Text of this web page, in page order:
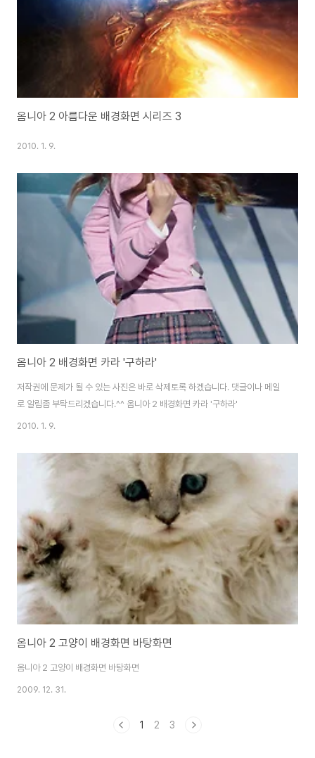
옴니아 2 아름다운 배경화면 시리즈 3
2010. 1. 9.
옴니아 2 배경화면 카라 '구하라'
저작권에 문제가 될 수 있는 사진은 바로 삭제토록 하겠습니다. 댓글이나 메일
로 알림좀 부탁드리겠습니다.^^ 옴니아 2 배경화면 카라 '구하라'
2010. 1. 9.
옴니아 2 고양이 배경화면 바탕화면
옴니아 2 고양이 배경화면 바탕화면
2009. 12. 31.
1 2 3